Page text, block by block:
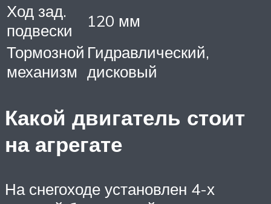
Ход зад.
подвески
120 мм
Тормозной
механизм
Гидравлический,
дисковый
Какой двигатель стоит
на агрегате
На снегоходе установлен 4-х